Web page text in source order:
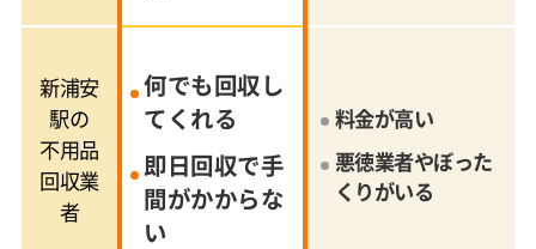
新浦安
駅の
不用品
回収業
者
何でも回収し
てくれる
即日回収で手
間がかからな
い
料金が高い
悪徳業者やぼった
くりがいる